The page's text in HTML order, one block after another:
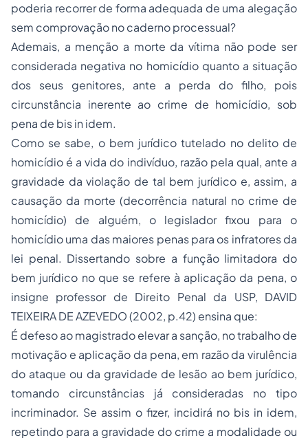
poderia recorrer de forma adequada de uma alegação
sem comprovação no caderno processual?
Ademais, a menção a morte da vítima não pode ser
considerada negativa no homicídio quanto a situação
dos seus genitores, ante a perda do filho, pois
circunstância inerente ao crime de homicídio, sob
pena de bis in idem.
Como se sabe, o bem jurídico tutelado no delito de
homicídio é a vida do indivíduo, razão pela qual, ante a
gravidade da violação de tal bem jurídico e, assim, a
causação da morte (decorrência natural no crime de
homicídio) de alguém, o legislador fixou para o
homicídio uma das maiores penas para os infratores da
lei penal. Dissertando sobre a função limitadora do
bem jurídico no que se refere à aplicação da pena, o
insigne professor de Direito Penal da USP, DAVID
TEIXEIRA DE AZEVEDO (2002, p.42) ensina que:
É defeso ao magistrado elevar a sanção, no trabalho de
motivação e aplicação da pena, em razão da virulência
do ataque ou da gravidade de lesão ao bem jurídico,
tomando circunstâncias já consideradas no tipo
incriminador. Se assim o fizer, incidirá no bis in idem,
repetindo para a gravidade do crime a modalidade ou